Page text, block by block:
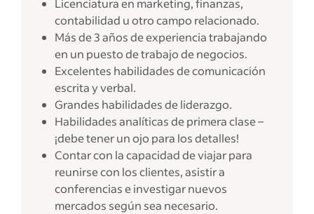
Licenciatura en marketing, finanzas,
contabilidad u otro campo relacionado.
Más de 3 años de experiencia trabajando
en un puesto de trabajo de negocios.
Excelentes habilidades de comunicación
escrita y verbal.
Grandes habilidades de liderazgo.
Habilidades analíticas de primera clase –
¡debe tener un ojo para los detalles!
Contar con la capacidad de viajar para
reunirse con los clientes, asistir a
conferencias e investigar nuevos
mercados según sea necesario.